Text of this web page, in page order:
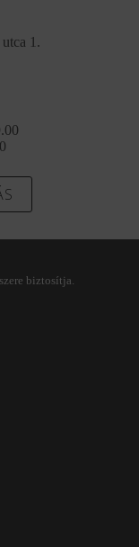
1.
biztosítja.